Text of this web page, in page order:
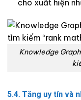
cho xuất hiện
Knowledge
5.4. Tăng uy tín và